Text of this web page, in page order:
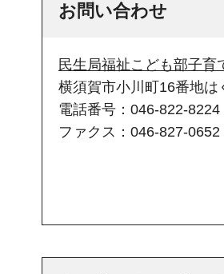
お問い合わせ
民生局福祉こども部子育
横須賀市小川町16番地
電話番号：046-822-8224
ファクス：046-827-0652